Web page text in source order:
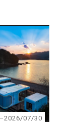
2026/07/30